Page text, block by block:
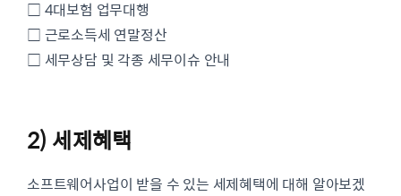
□ 4대보험 업무대행
□ 근로소득세 연말정산
□ 세무상담 및 각종 세무이슈 안내
2) 세제혜택
소프트웨어사업이 받을 수 있는 세제혜택에 대해 알아보겠